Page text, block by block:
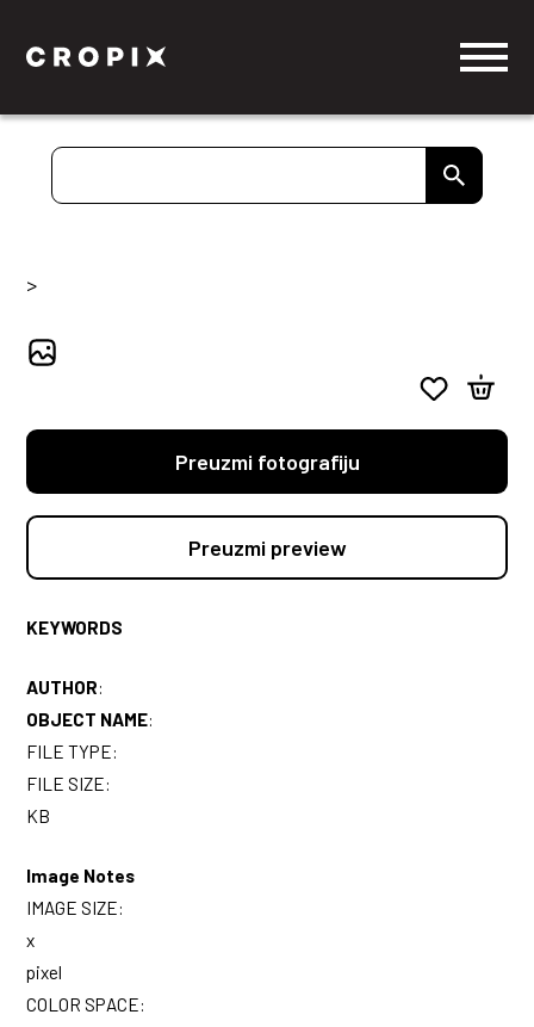
>
Preuzmi fotografiju
Preuzmi preview
KEYWORDS
AUTHOR:
OBJECT NAME:
FILE TYPE:
FILE SIZE:
KB
Image Notes
IMAGE SIZE:
x
pixel
COLOR SPACE: